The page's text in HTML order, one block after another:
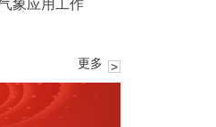
象应用工作
更多